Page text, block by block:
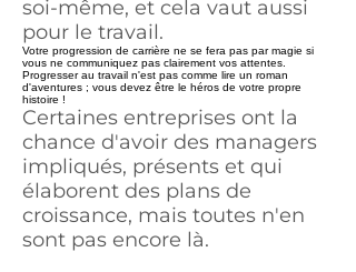
soi-même, et cela vaut aussi
pour le travail.
Votre progression de carrière ne se fera pas par magie si
vous ne communiquez pas clairement vos attentes.
Progresser au travail n'est pas comme lire un roman
d'aventures ; vous devez être le héros de votre propre
histoire !
Certaines entreprises ont la
chance d'avoir des managers
impliqués, présents et qui
élaborent des plans de
croissance, mais toutes n'en
sont pas encore là.